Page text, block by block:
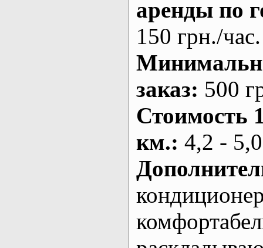
аренды по
150 грн./час.
заказ: 500
Стоимость
км.: 4,2 -